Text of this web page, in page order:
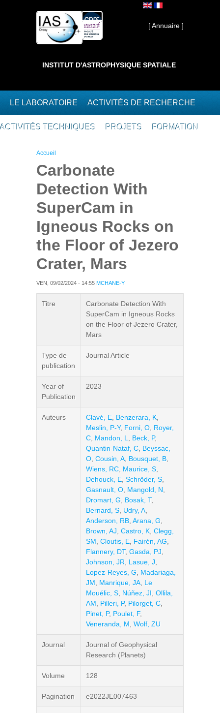
Interne ]
[ Annuaire ]
INSTITUT D'ASTROPHYSIQUE SPATIALE
LE LABORATOIRE ACTIVITÉS DE RECHERCHE
ACTIVITÉS TECHNIQUES PROJETS FORMATION
Vous êtes ici
Accueil
Carbonate
Detection With
SuperCam in
Igneous Rocks on
the Floor of Jezero
Crater, Mars
VEN, 09/02/2024 - 14:55 MCHANE-Y
Titre
Carbonate Detection With
SuperCam in Igneous Rocks
on the Floor of Jezero Crater,
Mars
Type de
publication
Journal Article
Year of
Publication
2023
Auteurs Clavé, E Benzerara, K
Meslin, P-Y, Forni, O Royer,
C Mandon, L Beck, P,
Quantin-Nataf, C Beyssac,
O Cousin, A Bousquet, B
Wiens, RC Maurice, S
Dehouck, E Schröder, S
Gasnault, O Mangold, N
Dromart, G
Bosak, T,
Bernard, S Udry, A
Anderson, RB Arana, G
Brown, AJ Castro, K Clegg,
SM Cloutis, E Fairén, AG
Flannery, DT, Gasda, PJ
Johnson, JR
Lasue, J
Lopez-Reyes, G
Madariaga,
JM
Manrique, JA Le
Mouélic, S Núñez, JI Ollila,
AM
Pilleri, P, Pilorget, C
Pinet, P, Poulet, F,
Veneranda, M Wolf, ZU
Journal
Journal of Geophysical
Research (Planets)
Volume 128
Pagination e2022JE007463